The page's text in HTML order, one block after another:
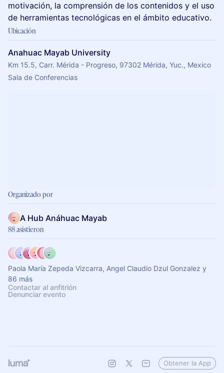
motivación, la comprensión de los contenidos y el uso
de herramientas tecnológicas en el ámbito educativo.
Ubicación
Anahuac Mayab University
Km 15.5, Carr. Mérida - Progreso, 97302 Mérida, Yuc., Mexico
Sala de Conferencias
Organizado por
A Hub Anáhuac Mayab
88 asistieron
Paola María Zepeda Vizcarra, Angel Claudio Dzul Gonzalez y
86 más
Contactar al anfitrión
Denunciar evento
Obtener la App